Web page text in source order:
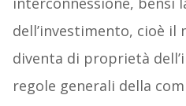
dell’investimento, cioè
diventa di proprietà
regole generali della